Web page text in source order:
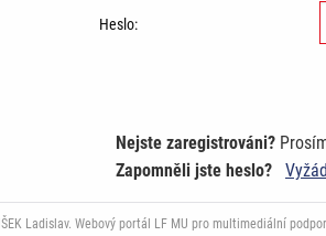
Heslo:
Nejste zaregistrováni?
Zapomněli jste heslo?
Ladislav. Webový portál LF MU pro multimediální